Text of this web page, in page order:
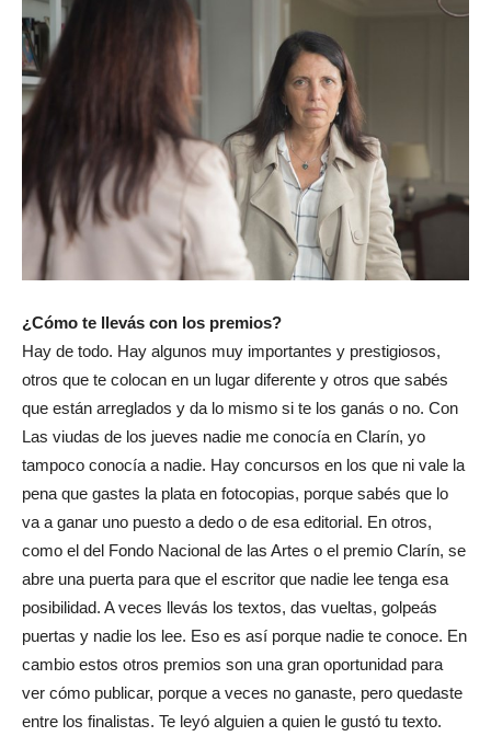
¿Cómo te llevás con los premios?
Hay de todo. Hay algunos muy importantes y prestigiosos,
otros que te colocan en un lugar diferente y otros que sabés
que están arreglados y da lo mismo si te los ganás o no. Con
Las viudas de los jueves nadie me conocía en Clarín, yo
tampoco conocía a nadie. Hay concursos en los que ni vale la
pena que gastes la plata en fotocopias, porque sabés que lo
va a ganar uno puesto a dedo o de esa editorial. En otros,
como el del Fondo Nacional de las Artes o el premio Clarín, se
abre una puerta para que el escritor que nadie lee tenga esa
posibilidad. A veces llevás los textos, das vueltas, golpeás
puertas y nadie los lee. Eso es así porque nadie te conoce. En
cambio estos otros premios son una gran oportunidad para
ver cómo publicar, porque a veces no ganaste, pero quedaste
entre los finalistas. Te leyó alguien a quien le gustó tu texto.